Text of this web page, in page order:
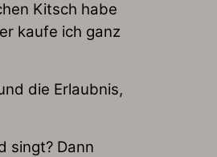
Kitsch habe
kaufe ich ganz
die Erlaubnis,
singt? Dann